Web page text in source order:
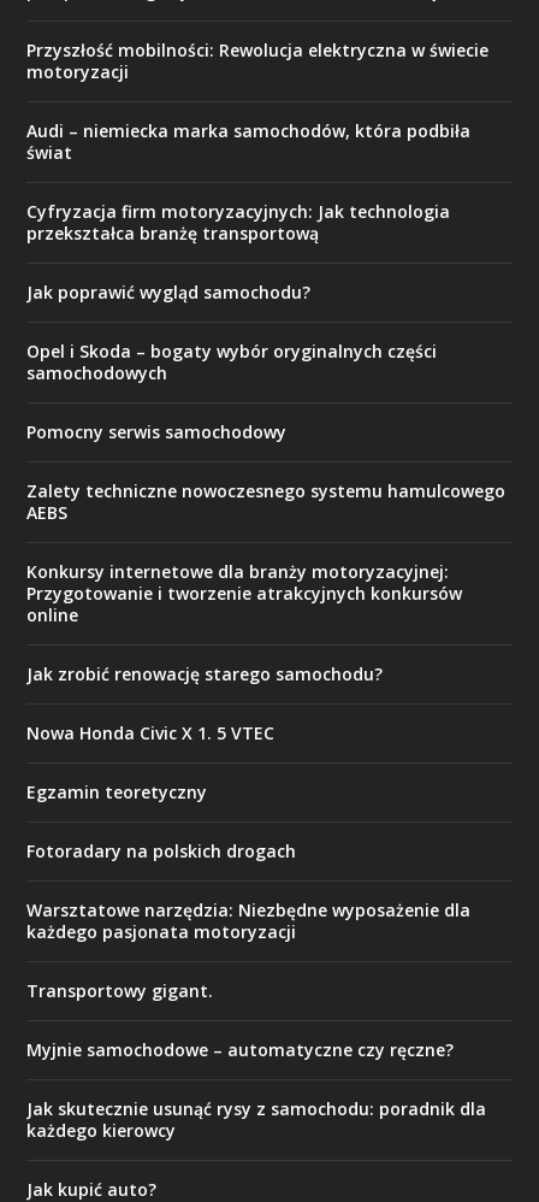
Przyszłość mobilności: Rewolucja elektryczna w świecie
motoryzacji
Audi – niemiecka marka samochodów, która podbiła
świat
Cyfryzacja firm motoryzacyjnych: Jak technologia
przekształca branżę transportową
Jak poprawić wygląd samochodu?
Opel i Skoda – bogaty wybór oryginalnych części
samochodowych
Pomocny serwis samochodowy
Zalety techniczne nowoczesnego systemu hamulcowego
AEBS
Konkursy internetowe dla branży motoryzacyjnej:
Przygotowanie i tworzenie atrakcyjnych konkursów
online
Jak zrobić renowację starego samochodu?
Nowa Honda Civic X 1. 5 VTEC
Egzamin teoretyczny
Fotoradary na polskich drogach
Warsztatowe narzędzia: Niezbędne wyposażenie dla
każdego pasjonata motoryzacji
Transportowy gigant.
Myjnie samochodowe – automatyczne czy ręczne?
Jak skutecznie usunąć rysy z samochodu: poradnik dla
każdego kierowcy
Jak kupić auto?